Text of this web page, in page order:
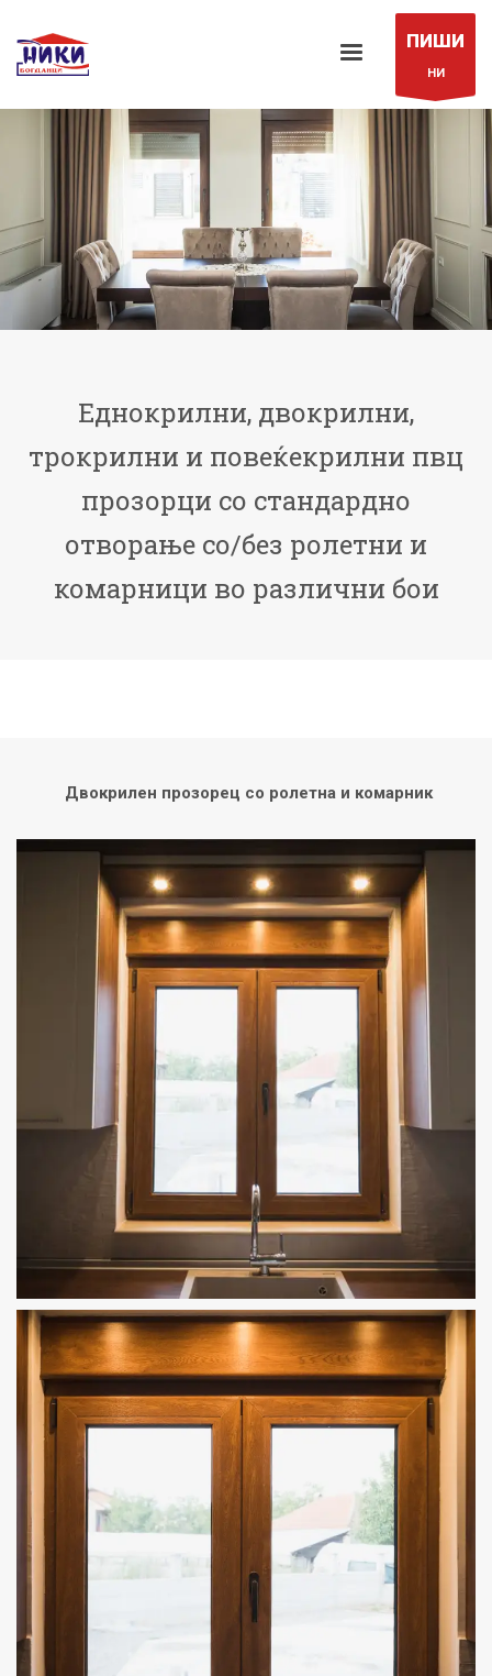
ПИШИ
НИ
Еднокрилни, двокрилни,
трокрилни и повеќекрилни пвц
прозорци со стандардно
отворање со/без ролетни и
комарници во различни бои
Двокрилен прозорец со ролетна и комарник